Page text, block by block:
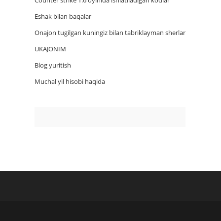
Eshak bilan baqalar
Onajon tugilgan kuningiz bilan tabriklayman sherlar
UKAJONIM
Blog yuritish
Muchal yil hisobi haqida